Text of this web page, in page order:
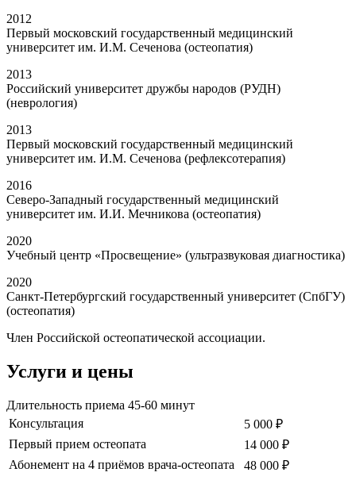
2012
Первый московский государственный медицинский
университет им. И.М. Сеченова (остеопатия)
2013
Российский университет дружбы народов (РУДН)
(неврология)
2013
Первый московский государственный медицинский
университет им. И.М. Сеченова (рефлексотерапия)
2016
Северо-Западный государственный медицинский
университет им. И.И. Мечникова (остеопатия)
2020
Учебный центр «Просвещение» (ультразвуковая диагностика)
2020
Санкт-Петербургский государственный университет (СпбГУ)
(остеопатия)
Член Российской остеопатической ассоциации.
Услуги и цены
Длительность приема 45-60 минут
Консультация
5 000 ₽
Первый прием остеопата
14 000 ₽
Абонемент на 4 приёмов врача-остеопата
48 000 ₽